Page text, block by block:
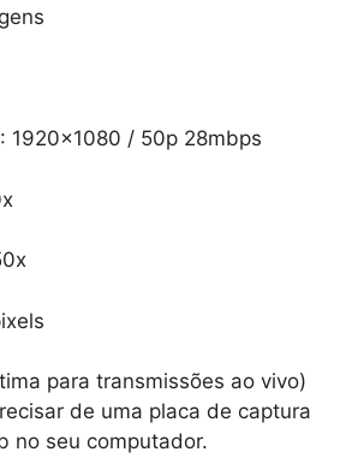
1920×1080 / 50p 28mbps
para transmissões ao vivo)
de uma placa de captura
no seu computador.